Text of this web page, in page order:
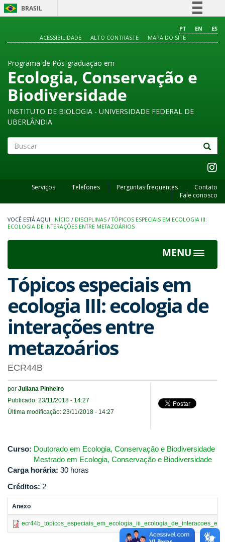
BRASIL
Comunica BR
Acesso à informação
Legislação
PT EN
ES
ACESSIBILIDADE
ALTO CONTRASTE MAPA DO SITE
Programa de Pós-graduação em
Ecologia, Conservação e
Biodiversidade
INSTITUTO DE BIOLOGIA - UNIVERSIDADE FEDERAL DE
UBERLÂNDIA
Serviços Telefones Perguntas frequentes
Contato
Fale conosco
INÍCIO / DISCIPLINAS / TÓPICOS ESPECIAIS EM ECOLOGIA III:
ECOLOGIA DE INTERAÇÕES ENTRE METAZOÁRIOS
MENU
Toggle
Tópicos especiais em
ecologia III: ecologia de
interações entre
metazoários
ECR44B
por Juliana Pinheiro
Publicado: 23/11/2018 - 14:27
Última modificação: 23/11/2018 - 14:27
Curso: Doutorado em Ecologia, Conservação e Biodiversidade
Mestrado em Ecologia, Conservação e Biodiversidade
Carga horária: 30 horas
Créditos: 2
Anexo